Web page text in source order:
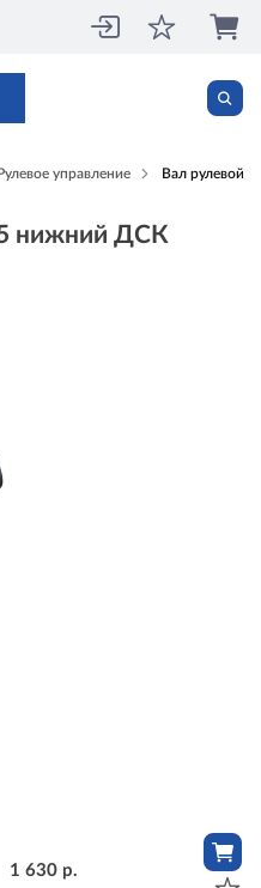
управление Вал рулевой
нижний ДСК
1 630 р.